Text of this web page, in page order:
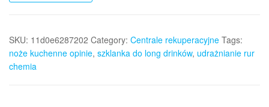
SKU: 11d0e6287202 Category: Centrale rekuperacyjne Tags:
noże kuchenne opinie, szklanka do long drinków, udrażnianie rur
chemia